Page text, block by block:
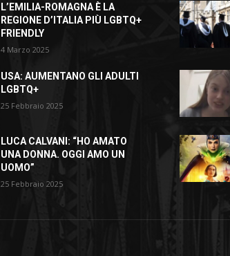
L’EMILIA-ROMAGNA È LA
REGIONE D’ITALIA PIÙ LGBTQ+
FRIENDLY
4 Marzo 2025
USA: AUMENTANO GLI ADULTI
LGBTQ+
25 Febbraio 2025
LUCA CALVANI: “HO AMATO
UNA DONNA. OGGI AMO UN
UOMO”
25 Febbraio 2025